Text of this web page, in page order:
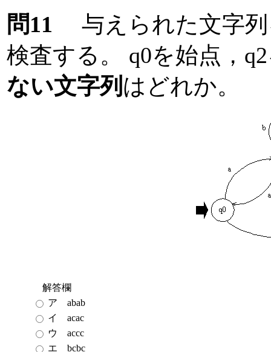
問11 与えられた文字列
検査する。 q0を始点，
ない文字列 はどれか。
解答欄
ア abab
イ acac
ウ accc
エ bcbc